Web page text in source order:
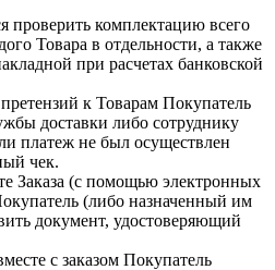
комплектацию всего
Товара в отдельности, а также
при расчетах банковской
к Товарам Покупатель
доставки либо сотруднику
платеж не был осуществлен
чек.
(с помощью электронных
(либо назначенный им
документ, удостоверяющий
с заказом Покупатель